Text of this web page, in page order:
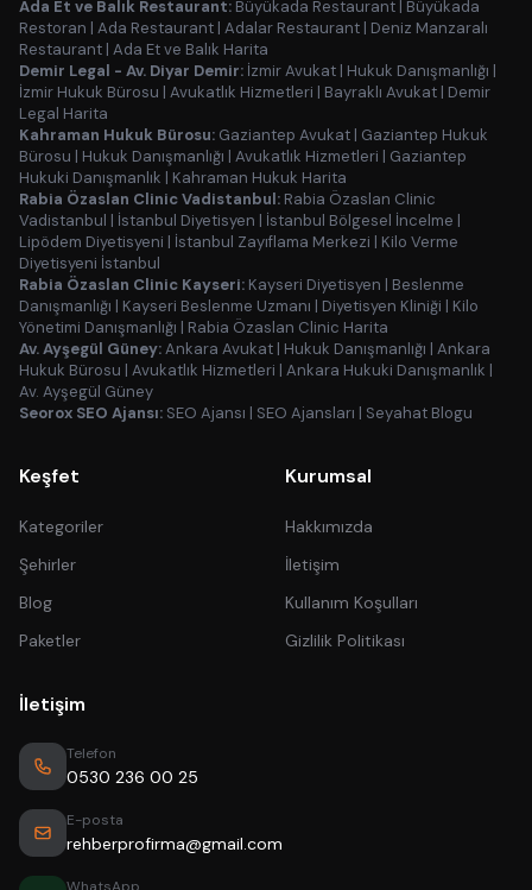
Ada Et ve Balık Restaurant: Büyükada Restaurant | Büyükada
Restoran | Ada Restaurant | Adalar Restaurant | Deniz Manzaralı
Restaurant | Ada Et ve Balık Harita
Demir Legal - Av. Diyar Demir: İzmir Avukat | Hukuk Danışmanlığı |
İzmir Hukuk Bürosu | Avukatlık Hizmetleri | Bayraklı Avukat | Demir
Legal Harita
Kahraman Hukuk Bürosu: Gaziantep Avukat | Gaziantep Hukuk
Bürosu | Hukuk Danışmanlığı | Avukatlık Hizmetleri | Gaziantep
Hukuki Danışmanlık | Kahraman Hukuk Harita
Rabia Özaslan Clinic Vadistanbul: Rabia Özaslan Clinic
Vadistanbul | İstanbul Diyetisyen | İstanbul Bölgesel İncelme |
Lipödem Diyetisyeni | İstanbul Zayıflama Merkezi | Kilo Verme
Diyetisyeni İstanbul
Rabia Özaslan Clinic Kayseri: Kayseri Diyetisyen | Beslenme
Danışmanlığı | Kayseri Beslenme Uzmanı | Diyetisyen Kliniği | Kilo
Yönetimi Danışmanlığı | Rabia Özaslan Clinic Harita
Av. Ayşegül Güney:Ankara Avukat | Hukuk Danışmanlığı | Ankara
Hukuk Bürosu | Avukatlık Hizmetleri | Ankara Hukuki Danışmanlık |
Av. Ayşegül Güney
Seorox SEO Ajansı: SEO Ajansı | SEO Ajansları | Seyahat Blogu
Keşfet
Kategoriler
Şehirler
Blog
Paketler
Kurumsal
Hakkımızda
İletişim
Kullanım Koşulları
Gizlilik Politikası
İletişim
Telefon
0530 236 00 25
E-posta
rehberprofirma@gmail.com